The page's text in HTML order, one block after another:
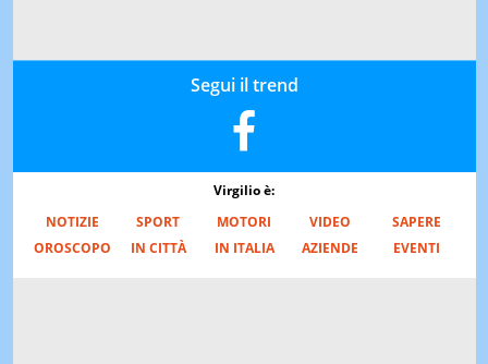
Segui il trend
Virgilio è:
NOTIZIE
SPORT MOTORI VIDEO
SAPERE
OROSCOPO
IN CITTÀ IN ITALIA AZIENDE EVENTI